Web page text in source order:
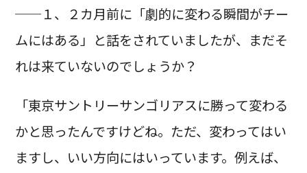
──１、２カ月前に「劇的に変わる瞬間がチー
ムにはある」と話をされていましたが、まだそ
れは来ていないのでしょうか？
「東京サントリーサンゴリアスに勝って変わる
かと思ったんですけどね。ただ、変わってはい
ますし、いい方向にはいっています。例えば、